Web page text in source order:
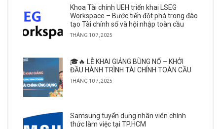
Khoa Tài chính UEH triển khai LSEG
Workspace – Bước tiến đột phá trong đào
tạo Tài chính số và hội nhập toàn cầu
THÁNG 10 7, 2025
🎓🔥 LỄ KHAI GIẢNG BÙNG NỔ – KHỞI
ĐẦU HÀNH TRÌNH TÀI CHÍNH TOÀN CẦU
THÁNG 10 7, 2025
Samsung tuyển dụng nhân viên chính
thức làm việc tại TP.HCM